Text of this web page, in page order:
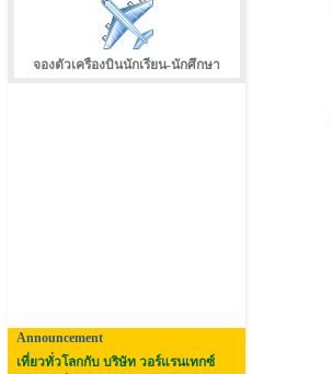
จองตัวเครืองบินนักเรียน-นักศึกษา
Announcement
เที่ยวทั่วโลกกับ บริษัท วอร์แรนเทกซ์